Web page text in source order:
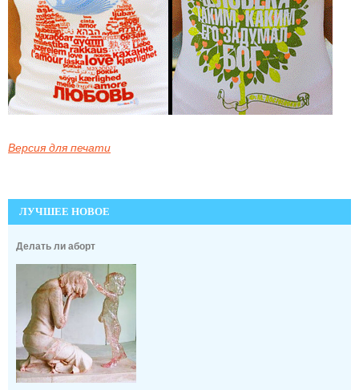
Версия для печати
ЛУЧШЕЕ НОВОЕ
Делать ли аборт